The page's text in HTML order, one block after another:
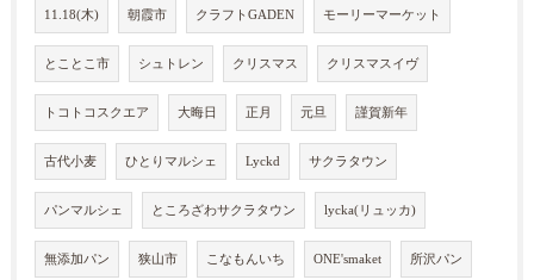
11.18(木) 朝霞市 クラフトGADEN モーリーマーケット
とことこ市 シュトレン クリスマス クリスマスイヴ
トコトコスクエア 大晦日 正月 元旦 謹賀新年
古代小麦 ひとりマルシェ Lyckd サクラタウン
パンマルシェ ところざわサクラタウン lycka(リュッカ)
無添加パン 狭山市 こなもんいち ONE'smaket 所沢パン